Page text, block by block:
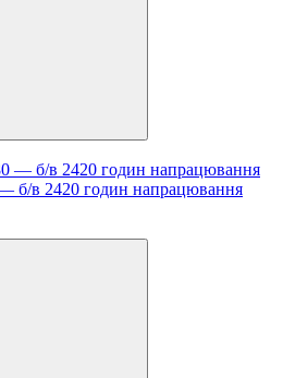
б/в 2420 годин напрацювання